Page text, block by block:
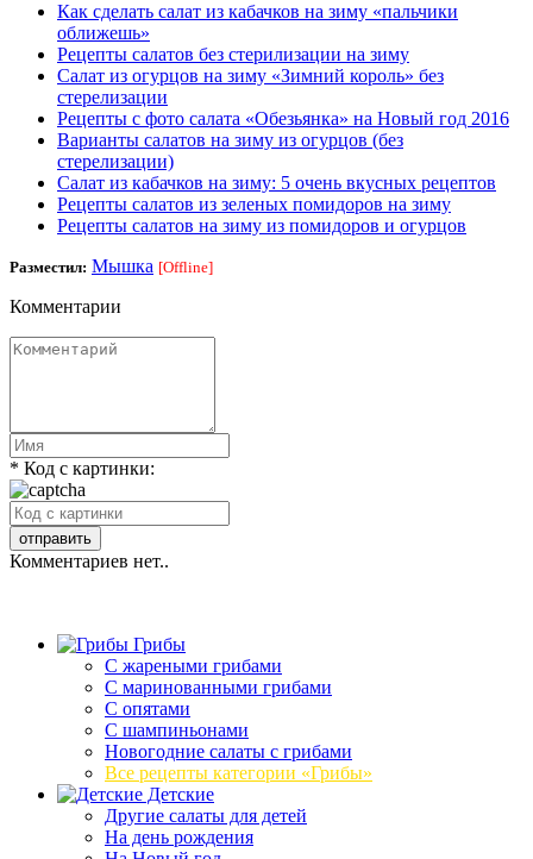
Как сделать салат из кабачков на зиму «пальчики
оближешь»
Рецепты салатов без стерилизации на зиму
Салат из огурцов на зиму «Зимний король» без
стерелизации
Рецепты с фото салата «Обезьянка» на Новый год 2016
Варианты салатов на зиму из огурцов (без
стерелизации)
Салат из кабачков на зиму: 5 очень вкусных рецептов
Рецепты салатов из зеленых помидоров на зиму
Рецепты салатов на зиму из помидоров и огурцов
Разместил: Мышка [Offline]
Комментарии
* Код с картинки:
Комментариев нет..
Грибы
C жареными грибами
C маринованными грибами
C опятами
C шампиньонами
Новогодние салаты с грибами
Все рецепты категории «Грибы»
Детские
Другие салаты для детей
На день рождения